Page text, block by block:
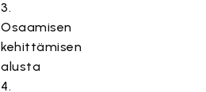
3.
Osaamisen
kehittämisen
alusta
4.